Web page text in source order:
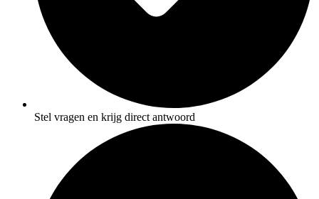
Stel vragen en krijg direct antwoord